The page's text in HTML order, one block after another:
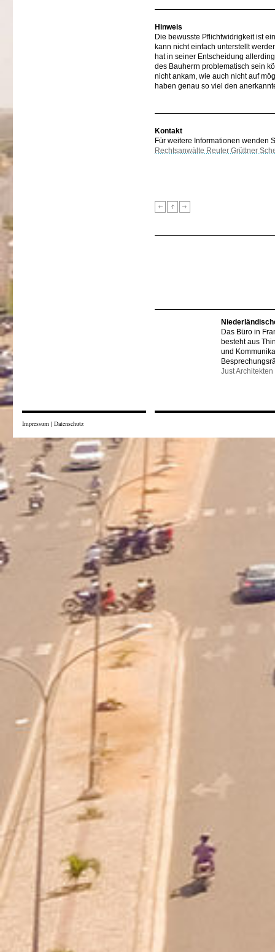
Hinweis
Die bewusste Pflichtwidrigkeit ist
kann nicht einfach unterstellt
hat in seiner Entscheidung
des Bauherrn problematisch sein
nicht ankam, wie auch nicht auf
haben genau so viel den
Kontakt
Für weitere Informationen wenden
Rechtsanwälte Reuter Grüttner
Das Büro in
besteht aus
und
Just Architekten
Impressum | Datenschutz